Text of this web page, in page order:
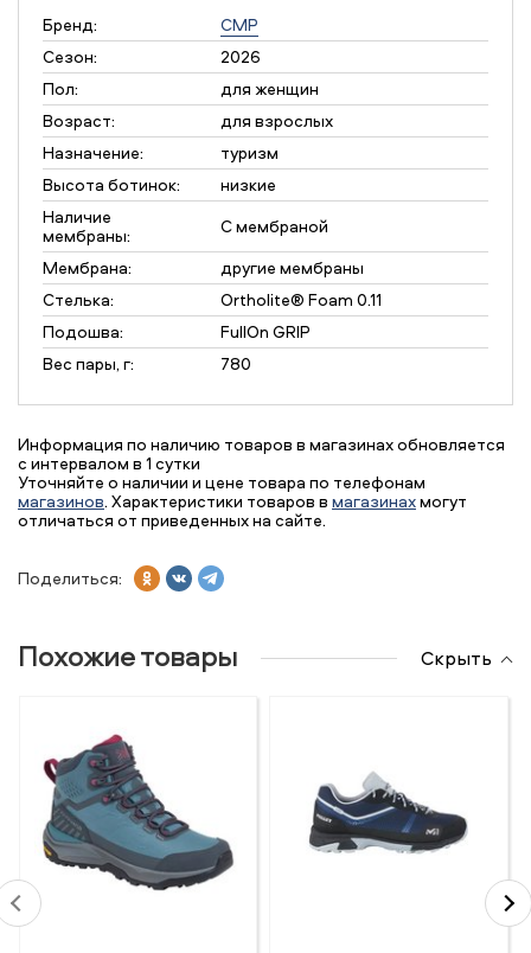
Бренд:
CMP
Сезон:
2026
Пол:
для женщин
Возраст:
для взрослых
Назначение:
туризм
Высота ботинок:
низкие
Наличие
мембраны:
С мембраной
Мембрана:
другие мембраны
Стелька:
Ortholite® Foam 0.11
Подошва:
FullOn GRIP
Вес пары, г:
780
Информация по наличию товаров в магазинах обновляется
с интервалом в 1 сутки
Уточняйте о наличии и цене товара по телефонам
магазинов. Характеристики товаров в магазинахмогут
отличаться от приведенных на сайте.
Поделиться:
Похожие товары Скрыть